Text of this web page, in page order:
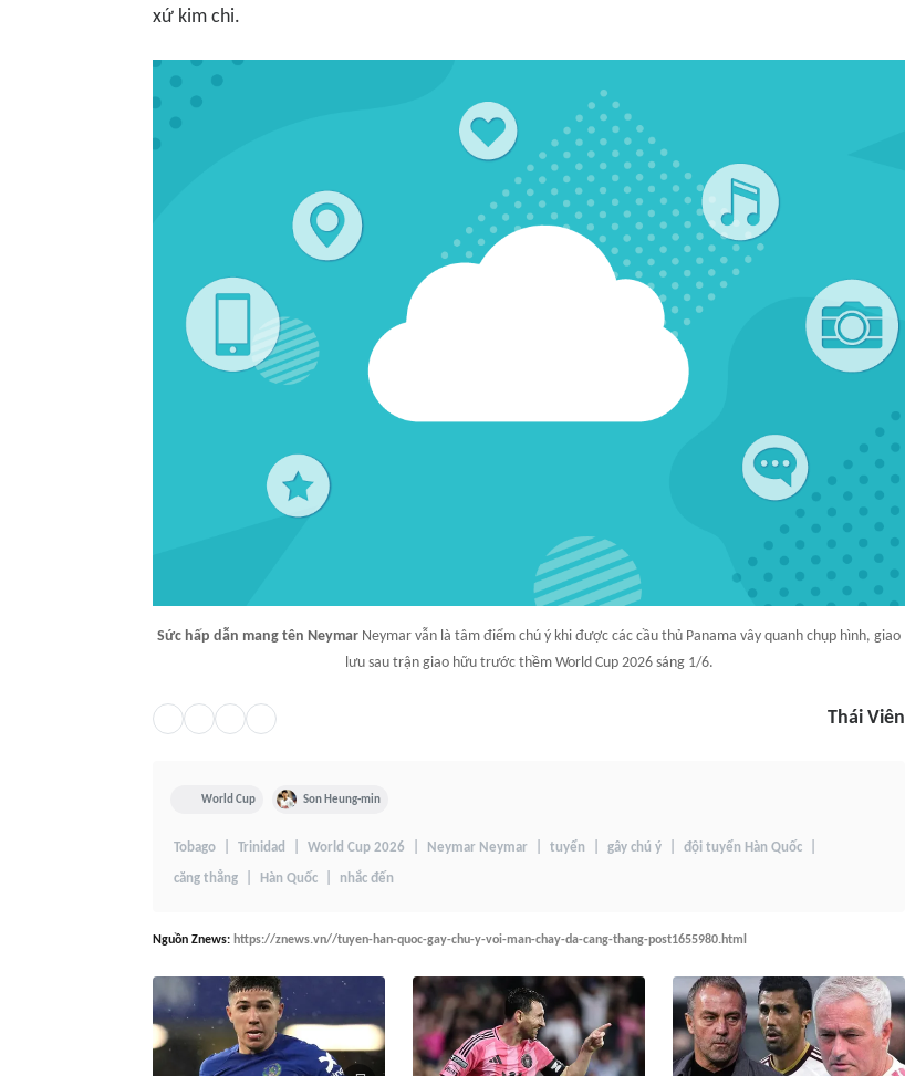
xứ kim chi.
Sức hấp dẫn mang tên Neymar Neymar vẫn là tâm điểm chú ý khi được các cầu thủ Panama vây quanh chụp hình, giao
lưu sau trận giao hữu trước thềm World Cup 2026 sáng 1/6.
Thái Viên
World Cup Son Heung-min
Tobago Trinidad World Cup 2026 Neymar Neymar tuyển gây chú ý đội tuyển Hàn Quốc
căng thẳng Hàn Quốc nhắc đến
Nguồn Znews: https://znews.vn//tuyen-han-quoc-gay-chu-y-voi-man-chay-da-cang-thang-post1655980.html